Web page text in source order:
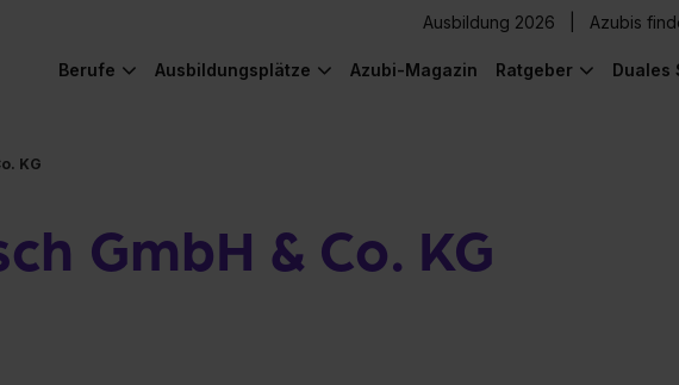
Ausbildung 2026 Azubis
Berufe Ausbildungsplätze Azubi-Magazin Ratgeber Duales
KG
GmbH & Co. KG